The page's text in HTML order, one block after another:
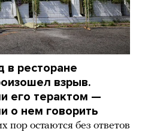
в ресторане
взрыв.
его терактом —
о нем говорить
пор остаются без ответов